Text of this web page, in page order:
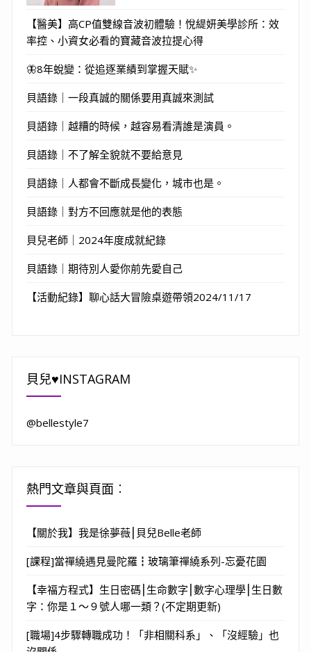
【醫美】高CP值雙線音波初體驗！悅緹妍美學診所：效
率控、小資女必看的寶藏音波拉提心得
🦋8年蛻變：從追逐業績到掌握天賦✨
貝語錄｜一段真誠的關係要用真誠來測試
貝語錄｜越糟的時候，越容易看清誰是演員。
貝語錄｜不了解全貌就不要給意見
貝語錄｜人都會不斷成長變化，城市也是。
貝語錄｜對方不回應就是他的表態
貝兒老師｜2024年度成就紀錄
貝語錄｜期待別人愛你前先愛自己
【活動紀錄】聊心話大冒險桌遊帶領2024/11/17
貝兒♥INSTAGRAM
@bellestyle7
熱門文章與頁面︰
【關於我】我是徐夢薇⎮貝兒Belle老師
[課程]當禪繞遇見曼陀羅┇玻璃筆禪繞系列-忘憂花園
【幸福方程式】生日密碼⎮生命數字⎮數字心理學⎮生日數
字：你是１～９號人哪一類？(不定期更新)
[職場]4步驟轉職成功！「非相關科系」、「沒經驗」也